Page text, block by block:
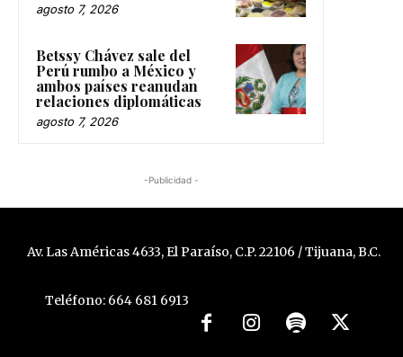
agosto 7, 2026
Betssy Chávez sale del
Perú rumbo a México y
ambos países reanudan
relaciones diplomáticas
agosto 7, 2026
-Publicidad -
Av. Las Américas 4633, El Paraíso, C.P. 22106 / Tijuana, B.C.
Teléfono: 664 681 6913